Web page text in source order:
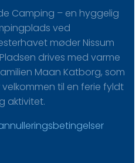
Camping – en hyggelig
ved
møder Nissum
drives med varme
Maan Katborg, som
til en ferie fyldt
aktivitet.